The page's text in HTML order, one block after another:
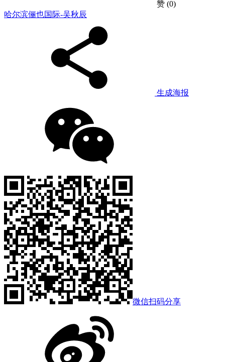
赞 (0)
哈尔滨俪也国际-吴秋辰
生成海报
微信扫码分享